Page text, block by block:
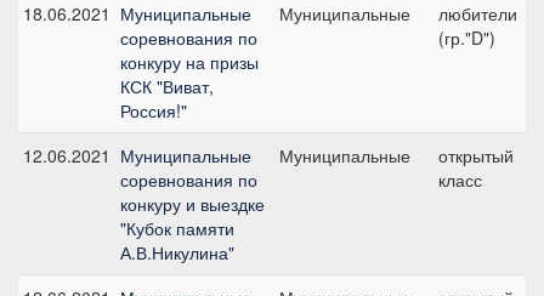
18.06.2021 Муниципальные
соревнования по
конкуру на призы
КСК "Виват,
Россия!"
Муниципальные
любители
(гр."D")
12.06.2021 Муниципальные
соревнования по
конкуру и выездке
"Кубок памяти
А.В.Никулина"
Муниципальные
открытый
класс